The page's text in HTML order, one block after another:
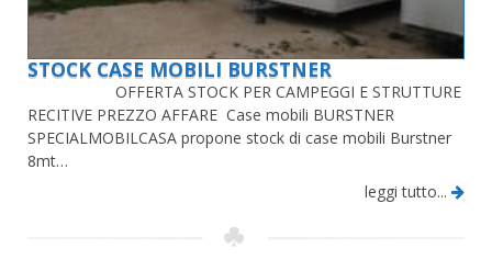
STOCK CASE MOBILI BURSTNER
OFFERTA STOCK PER CAMPEGGI E STRUTTURE
RECITIVE PREZZO AFFARE Case mobili BURSTNER
SPECIALMOBILCASA propone stock di case mobili Burstner
8mt…
leggi tutto...